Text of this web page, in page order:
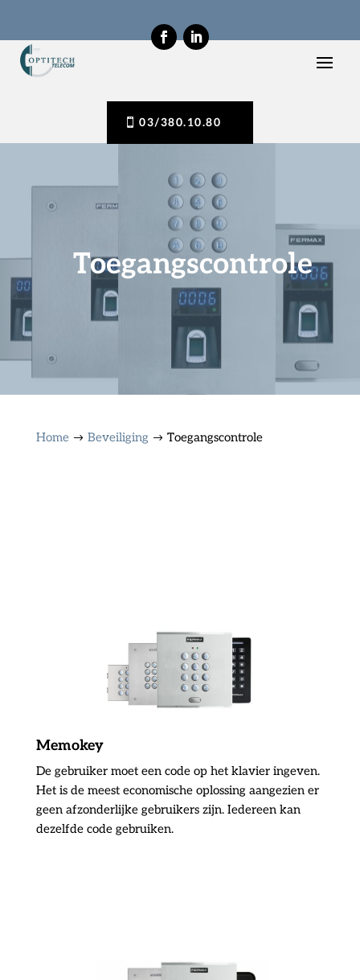
03/380.10.80
Toegangscontrole
Home $ Beveiliging $ Toegangscontrole
Memokey
De gebruiker moet een code op het klavier ingeven.
Het is de meest economische oplossing aangezien er
geen afzonderlijke gebruikers zijn. Iedereen kan
dezelfde code gebruiken.